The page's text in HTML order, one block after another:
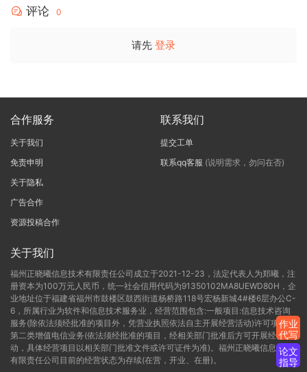
评论 0
请先 登录
合作服务
关于我们
免责申明
关于隐私
广告合作
资源投稿合作
联系我们
提交工单
联系qq客服 (说明需求，勿问在否)
关于我们
福州正晓曦信息技术有限责任公司成立于2021-12-23，法定代表人为郑曦，注
册资本为100万元人民币，统一社会信用代码为91350102MA8UEWD80H，企
业地址位于福建省福州市鼓楼区鼓西街道杨桥路118号宏杨新城4#楼6层办公C-
6，所属行业为软件和信息技术服务业，经营范围包含:一般项目:信息技术咨询
服务(除依法须经批准的项目外，凭营业执照依法自主开展经营活动)许可项目:
第二类增值电信业务(依法须经批准的项目，经相关部门批准后方可开展经营活
动，具体经营项目以相关部门批准文件或许可证件为准)。福州正晓曦信息技术
有限责任公司目前的经营状态为存续(在营，开业、在册)。
作业
代写
论文
指导